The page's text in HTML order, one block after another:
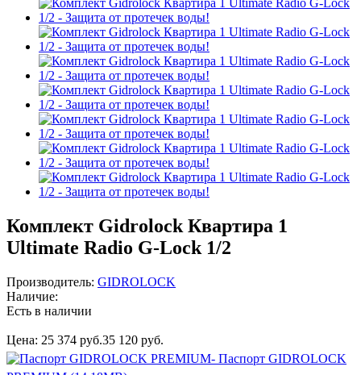
Комплект Gidrolock Квартира 1
Ultimate Radio G-Lock 1/2
Производитель: GIDROLOCK
Наличие:
Есть в наличии
Цена: 25 374 руб.35 120 руб.
- Паспорт GIDROLOCK